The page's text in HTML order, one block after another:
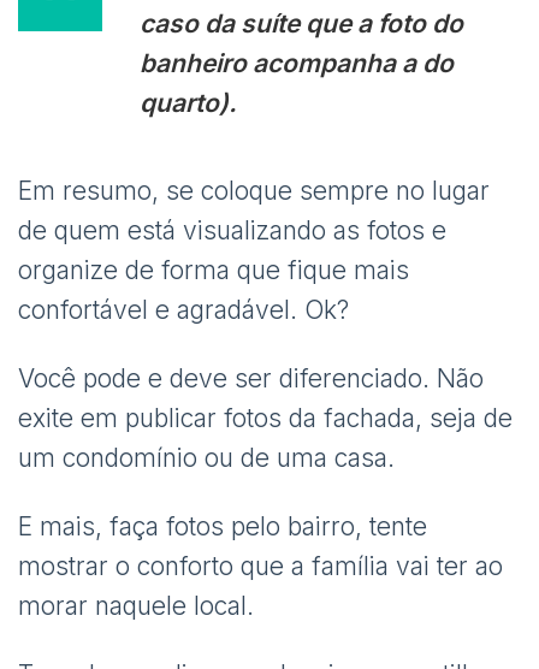
caso da suíte que a foto do
banheiro acompanha a do
quarto).
Em resumo, se coloque sempre no lugar
de quem está visualizando as fotos e
organize de forma que fique mais
confortável e agradável. Ok?
Você pode e deve ser diferenciado. Não
exite em publicar fotos da fachada, seja de
um condomínio ou de uma casa.
E mais, faça fotos pelo bairro, tente
mostrar o conforto que a família vai ter ao
morar naquele local.